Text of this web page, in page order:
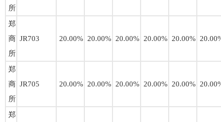
所
郑
商
所
JR703 20.00% 20.00% 20.00% 20.00% 20.00%
郑
商
所
JR705 20.00% 20.00% 20.00% 20.00% 20.00%
郑